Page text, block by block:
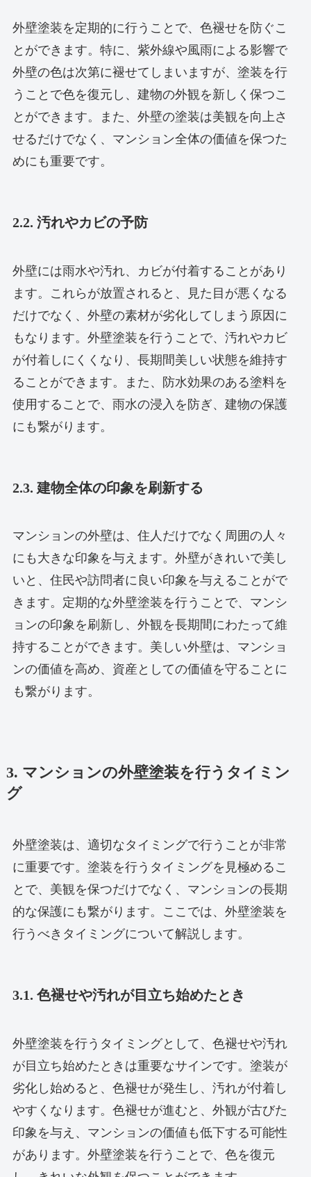
外壁塗装を定期的に行うことで、色褪せを防ぐこ
とができます。特に、紫外線や風雨による影響で
外壁の色は次第に褪せてしまいますが、塗装を行
うことで色を復元し、建物の外観を新しく保つこ
とができます。また、外壁の塗装は美観を向上さ
せるだけでなく、マンション全体の価値を保つた
めにも重要です。
2.2. 汚れやカビの予防
外壁には雨水や汚れ、カビが付着することがあり
ます。これらが放置されると、見た目が悪くなる
だけでなく、外壁の素材が劣化してしまう原因に
もなります。外壁塗装を行うことで、汚れやカビ
が付着しにくくなり、長期間美しい状態を維持す
ることができます。また、防水効果のある塗料を
使用することで、雨水の浸入を防ぎ、建物の保護
にも繋がります。
2.3. 建物全体の印象を刷新する
マンションの外壁は、住人だけでなく周囲の人々
にも大きな印象を与えます。外壁がきれいで美し
いと、住民や訪問者に良い印象を与えることがで
きます。定期的な外壁塗装を行うことで、マンシ
ョンの印象を刷新し、外観を長期間にわたって維
持することができます。美しい外壁は、マンショ
ンの価値を高め、資産としての価値を守ることに
も繋がります。
3. マンションの外壁塗装を行うタイミン
グ
外壁塗装は、適切なタイミングで行うことが非常
に重要です。塗装を行うタイミングを見極めるこ
とで、美観を保つだけでなく、マンションの長期
的な保護にも繋がります。ここでは、外壁塗装を
行うべきタイミングについて解説します。
3.1. 色褪せや汚れが目立ち始めたとき
外壁塗装を行うタイミングとして、色褪せや汚れ
が目立ち始めたときは重要なサインです。塗装が
劣化し始めると、色褪せが発生し、汚れが付着し
やすくなります。色褪せが進むと、外観が古びた
印象を与え、マンションの価値も低下する可能性
があります。外壁塗装を行うことで、色を復元